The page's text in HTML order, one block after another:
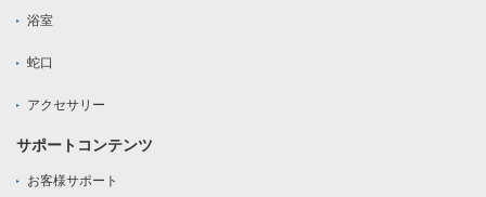
浴室
蛇口
アクセサリー
サポートコンテンツ
お客様サポート